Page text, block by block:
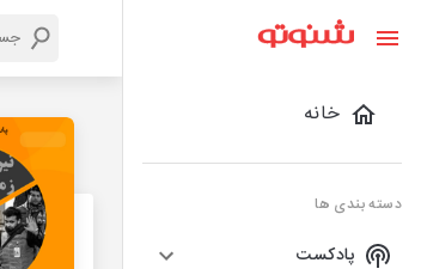
خانه
دسته بندی ها
پادکست